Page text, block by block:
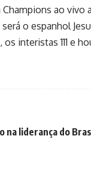
ao vivo
o espanhol
interistas 111 e
na liderança do